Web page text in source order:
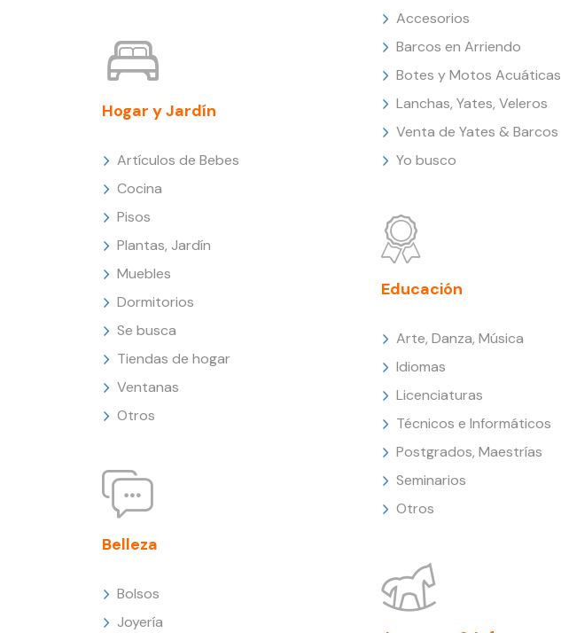
Hogar y Jardín
Artículos de Bebes
Cocina
Pisos
Plantas, Jardín
Muebles
Dormitorios
Se busca
Tiendas de hogar
Ventanas
Otros
Belleza
Bolsos
Joyería
Accesorios
Barcos en Arriendo
Botes y Motos Acuáticas
Lanchas, Yates, Veleros
Venta de Yates & Barcos
Yo busco
Educación
Arte, Danza, Música
Idiomas
Licenciaturas
Técnicos e Informáticos
Postgrados, Maestrías
Seminarios
Otros